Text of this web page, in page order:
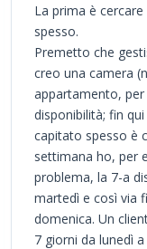
La prima è
spesso.
Premetto che
creo una camera
appartamento,
disponibilità; fin
capitato spesso è
settimana ho, per
problema, la 7-a
martedì e così via
domenica. Un
7 giorni da lunedì